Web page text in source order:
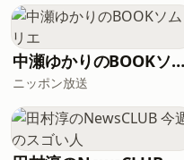
中瀬ゆかりのBOOKソムリエ
ニッポン放送